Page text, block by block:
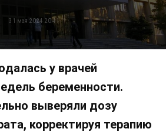
31 мая 2024 20:41
у врачей
беременности.
выверяли дозу
корректируя терапию